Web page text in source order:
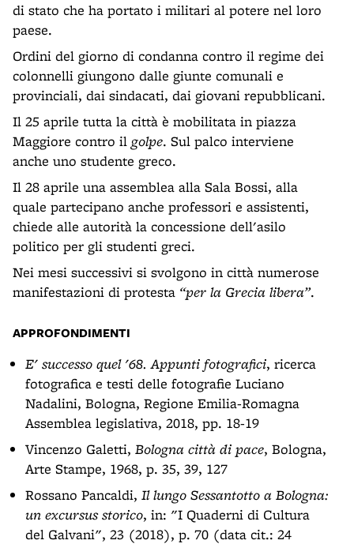
di stato che ha portato i militari al potere nel loro
paese.
Ordini del giorno di condanna contro il regime dei
colonnelli giungono dalle giunte comunali e
provinciali, dai sindacati, dai giovani repubblicani.
Il 25 aprile tutta la città è mobilitata in piazza
Maggiore contro il golpe. Sul palco interviene
anche uno studente greco.
Il 28 aprile una assemblea alla Sala Bossi, alla
quale partecipano anche professori e assistenti,
chiede alle autorità la concessione dell'asilo
politico per gli studenti greci.
Nei mesi successivi si svolgono in città numerose
manifestazioni di protesta “per la Grecia libera”.
APPROFONDIMENTI
E' successo quel '68. Appunti fotografici, ricerca
fotografica e testi delle fotografie Luciano
Nadalini, Bologna, Regione Emilia-Romagna
Assemblea legislativa, 2018, pp. 18-19
Vincenzo Galetti, Bologna città di pace, Bologna,
Arte Stampe, 1968, p. 35, 39, 127
Rossano Pancaldi, Il lungo Sessantotto a Bologna:
un excursus storico, in: "I Quaderni di Cultura
del Galvani", 23 (2018), p. 70 (data cit.: 24